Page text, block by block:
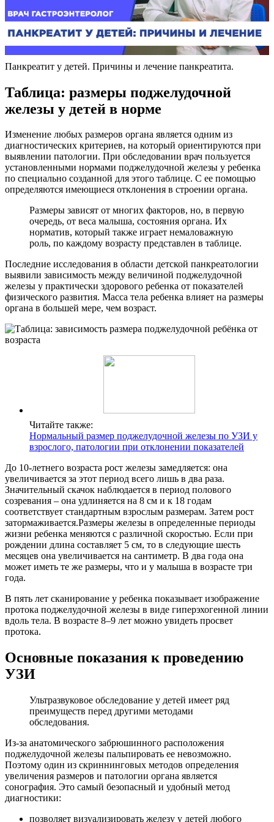
Панкреатит у детей. Причины и лечение панкреатита.
Таблица: размеры поджелудочной
железы у детей в норме
Изменение любых размеров органа является одним из
диагностических критериев, на который ориентируются при
выявлении патологии. При обследовании врач пользуется
установленными нормами поджелудочной железы у ребенка
по специально созданной для этого таблице. С ее помощью
определяются имеющиеся отклонения в строении органа.
Размеры зависят от многих факторов, но, в первую
очередь, от веса малыша, состояния органа. Их
норматив, который также играет немаловажную
роль, по каждому возрасту представлен в таблице.
Последние исследования в области детской панкреатологии
выявили зависимость между величиной поджелудочной
железы у практически здорового ребенка от показателей
физического развития. Масса тела ребенка влияет на размеры
органа в большей мере, чем возраст.
Читайте также:
Нормальный размер поджелудочной железы по УЗИ у
взрослого, патологии при отклонении показателей
До 10-летнего возраста рост железы замедляется: она
увеличивается за этот период всего лишь в два раза.
Значительный скачок наблюдается в период полового
созревания – она удлиняется на 8 см и к 18 годам
соответствует стандартным взрослым размерам. Затем рост
затормаживается.Размеры железы в определенные периоды
жизни ребенка меняются с различной скоростью. Если при
рождении длина составляет 5 см, то в следующие шесть
месяцев она увеличивается на сантиметр. В два года она
может иметь те же размеры, что и у малыша в возрасте три
года.
В пять лет сканирование у ребенка показывает изображение
протока поджелудочной железы в виде гиперэхогенной линии
вдоль тела. В возрасте 8–9 лет можно увидеть просвет
протока.
Основные показания к проведению
УЗИ
Ультразвуковое обследование у детей имеет ряд
преимуществ перед другими методами
обследования.
Из-за анатомического забрюшинного расположения
поджелудочной железы пальпировать ее невозможно.
Поэтому один из скриннинговых методов определения
увеличения размеров и патологии органа является
сонография. Это самый безопасный и удобный метод
диагностики:
позволяет визуализировать железу у детей любого